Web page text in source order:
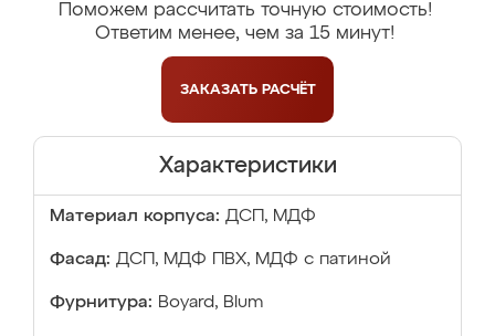
Поможем рассчитать точную стоимость!
Ответим менее, чем за 15 минут!
ЗАКАЗАТЬ РАСЧЁТ
Характеристики
Материал корпуса: ДСП, МДФ
Фасад: ДСП, МДФ ПВХ, МДФ с патиной
Фурнитура: Boyard, Blum